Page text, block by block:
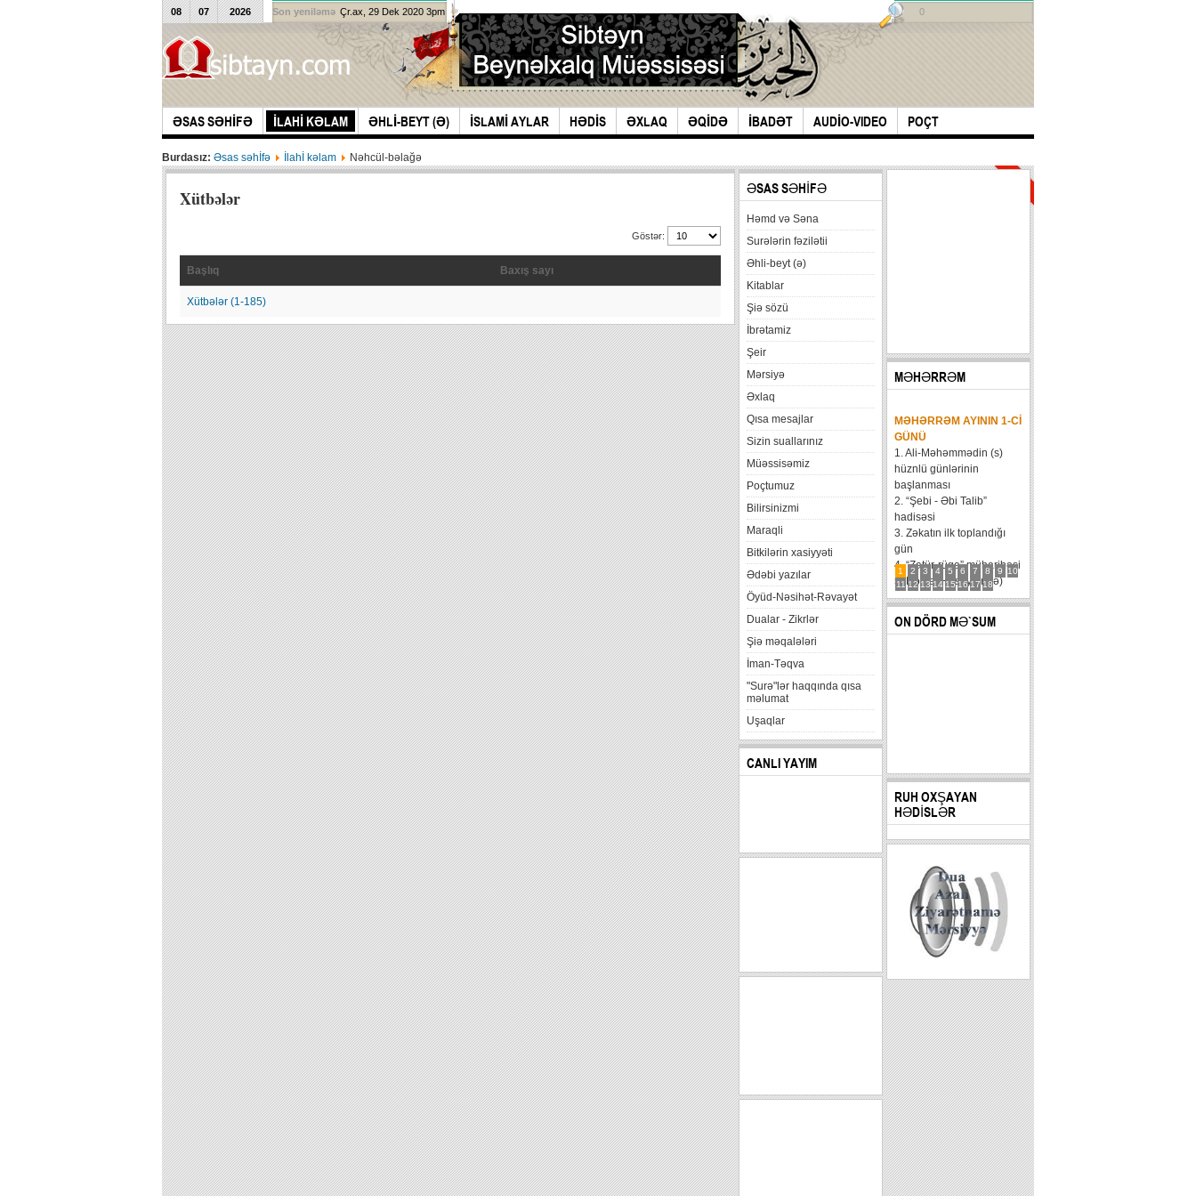
ƏSAS SƏHİFƏ İLAHİ KƏLAM ƏHLİ-BEYT (Ə) İSLAMİ AYLAR HƏDİS ƏXLAQ ƏQİDƏ İBADƏT AUDİO-VIDEO POÇT
08 07 2026 Son yeniləmə Çr.ax, 29 Dek 2020 3pm 0
Burdasız: Əsas səhİfə İlahİ kəlam Nəhcül-bəlağə
Xütbələr
Göstər:
Başlıq Baxış sayı
Xütbələr (1-185)
Hits:
ƏSAS SƏHİFƏ
Həmd və Səna
Surələrin fəzilətii
Əhli-beyt (ə)
Kitablar
Şiə sözü
İbrətamiz
Şeir
Mərsiyə
Əxlaq
Qısa mesajlar
Sizin suallarınız
Müəssisəmiz
Poçtumuz
Bilirsinizmi
Maraqli
Bitkilərin xasiyyəti
Ədəbi yazılar
Öyüd-Nəsihət-Rəvayət
Dualar - Zikrlər
Şiə məqalələri
İman-Təqva
"Surə"lər haqqında qısa
məlumat
Uşaqlar
CANLI YAYIM
MƏHƏRRƏM
1 2 3 4 5 6 7 8 9
10
11 12 13 14 15 16 17 18
MƏHƏRRƏM AYININ 1-CI
GÜNÜ
1. Ali-Məhəmmədin (s)
hüznlü günlərinin
başlanması
2. “Şebi - Əbi Talib”
hadisəsi
3. Zəkatın ilk toplandığı
gün
4. “Zatür-rüqa” müharibəsi
5. Həzrət Hüseynin (ə)
karvanının Bəni Məqatilin
qəsrinə çatması
6....
ON DÖRD MƏ`SUM
RUH OXŞAYAN
HƏDİSLƏR